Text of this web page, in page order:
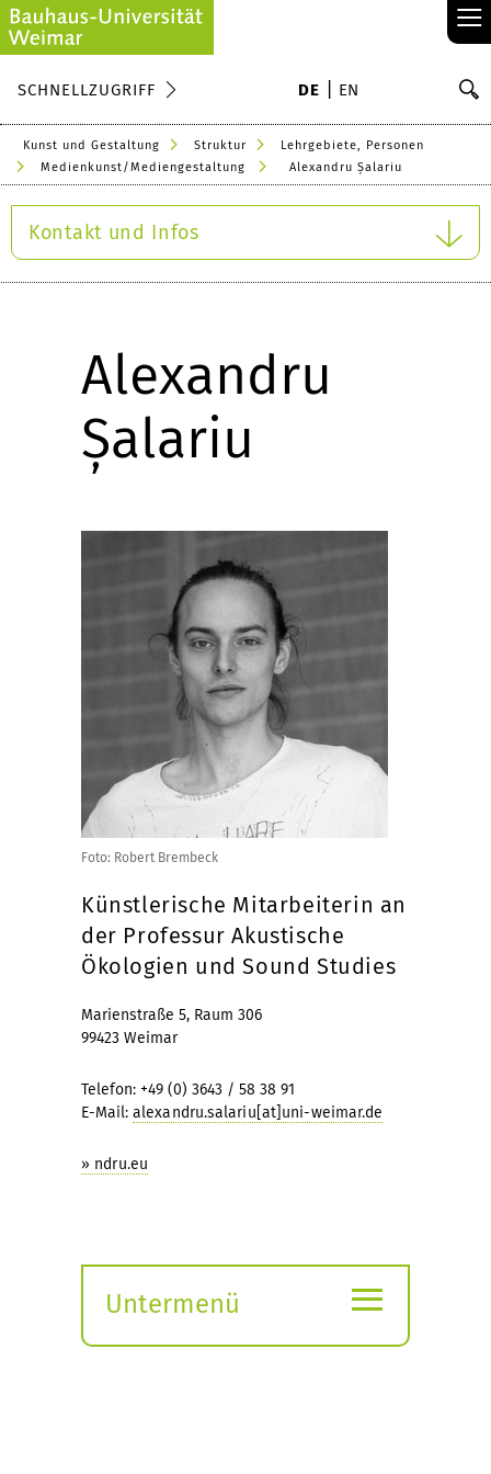
≡
SCHNELLZUGRIFF DE EN
Kunst und Gestaltung Struktur
Lehrgebiete, Personen
Medienkunst/Mediengestaltung
Alexandru Șalariu
Kontakt und Infos
Alexandru
Șalariu
Foto: Robert Brembeck
Künstlerische Mitarbeiterin an
der Professur Akustische
Ökologien und Sound Studies
Marienstraße 5, Raum 306
99423 Weimar
Telefon: +49 (0) 3643 / 58 38 91
E-Mail: alexandru.salariu[at]uni-weimar.de
» ndru.eu
Untermenü
≡